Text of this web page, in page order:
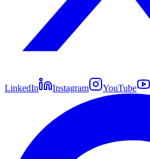
LinkedIn Instagram YouTube